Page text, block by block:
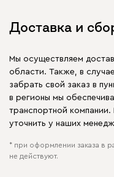
Доставка и
Мы осуществляем
области. Также, в
забрать свой заказ в
в регионы мы
транспортной
уточнить у наших
* при оформлении заказа в
не действуют.